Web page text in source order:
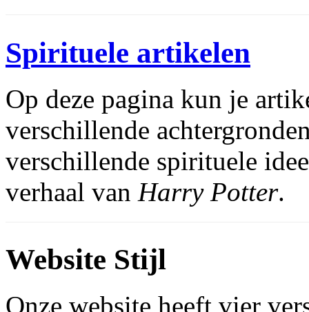
Spirituele artikelen
Op deze pagina kun je
verschillende
verschillende spirituele
verhaal van Harry Potter.
Website Stijl
Onze website heeft vier